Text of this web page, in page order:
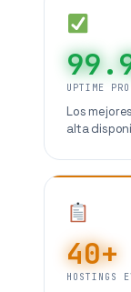
UPTIME
Los
alta
40+
HOSTINGS